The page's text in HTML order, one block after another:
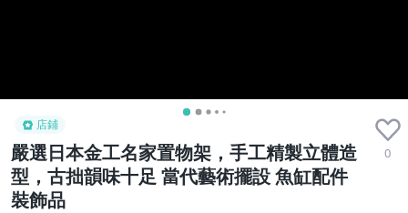
店鋪
嚴選日本金工名家置物架，手工精製立體造
型，古拙韻味十足 當代藝術擺設 魚缸配件
裝飾品
0